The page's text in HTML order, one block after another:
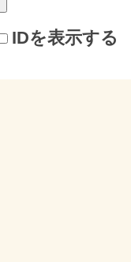
IDを表示する